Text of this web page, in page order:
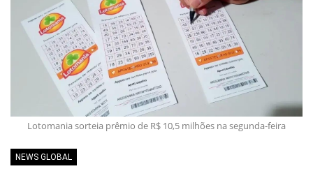
Lotomania sorteia prêmio de R$ 10,5 milhões na segunda-feira
NEWS GLOBAL